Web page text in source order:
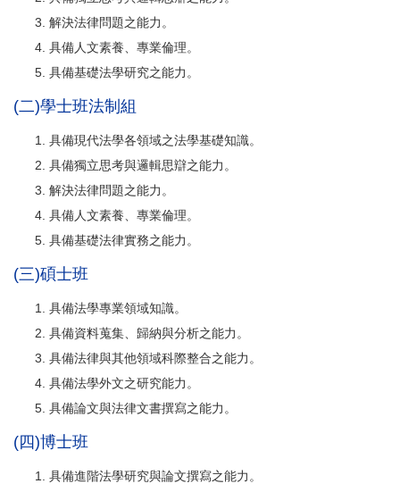
解決法律問題之能力。
具備人文素養、專業倫理。
具備基礎法學研究之能力。
(二)學士班法制組
具備現代法學各領域之法學基礎知識。
具備獨立思考與邏輯思辯之能力。
解決法律問題之能力。
具備人文素養、專業倫理。
具備基礎法律實務之能力。
(三)碩士班
具備法學專業領域知識。
具備資料蒐集、歸納與分析之能力。
具備法律與其他領域科際整合之能力。
具備法學外文之研究能力。
具備論文與法律文書撰寫之能力。
(四)博士班
具備進階法學研究與論文撰寫之能力。